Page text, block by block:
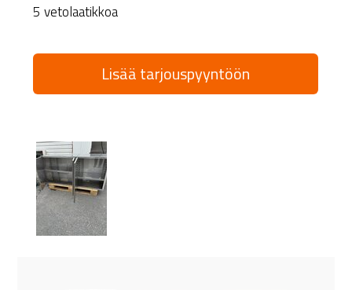
5 vetolaatikkoa
Lisää tarjouspyyntöön